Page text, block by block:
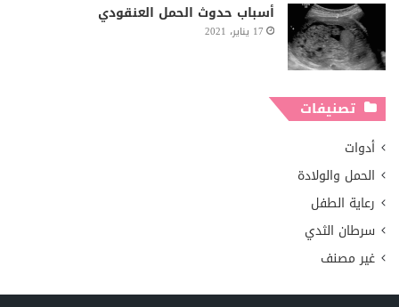
أسباب حدوث الحمل العنقودي
17 يناير، 2021
تصنيفات
أدوات
الحمل والولادة
رعاية الطفل
سرطان الثدي
غير مصنف